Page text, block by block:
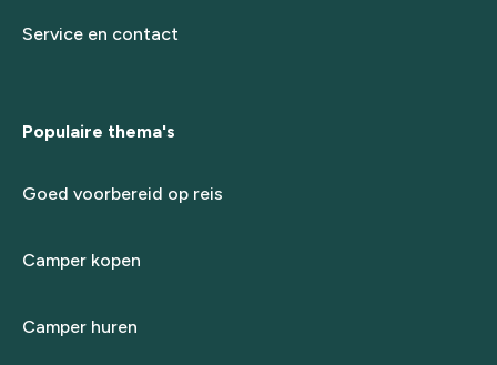
Service en contact
Populaire thema's
Goed voorbereid op reis
Camper kopen
Camper huren